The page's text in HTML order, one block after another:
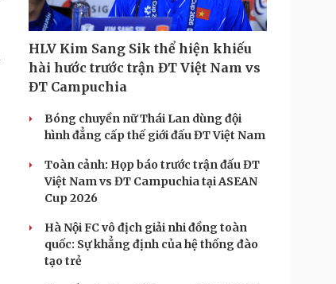
HLV Kim Sang Sik thể hiện khiếu
hài hước trước trận ĐT Việt Nam vs
ĐT Campuchia
Bóng chuyền nữ Thái Lan dùng đội
hình đẳng cấp thế giới đấu ĐT Việt Nam
Toàn cảnh: Họp báo trước trận đấu ĐT
Việt Nam vs ĐT Campuchia tại ASEAN
Cup 2026
Hà Nội FC vô địch giải nhi đồng toàn
quốc: Sự khẳng định của hệ thống đào
tạo trẻ